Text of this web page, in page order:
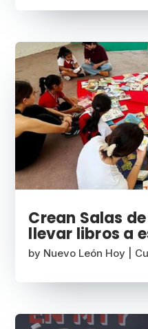
Crean Salas
llevar libros a
by Nuevo León Hoy